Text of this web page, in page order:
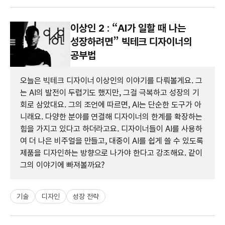
이상인 2 : “AI가 일할 때 나는
성장하려면” 빅테크 디자이너의
공부법
오늘은 빅테크 디자이너 이상인의 이야기를 다뤄볼게요. 그
는 AI의 발전이 두렵기도 했지만, 그걸 극복하고 성장의 기
회로 삼았대요. 그의 조언에 따르면, AI는 단순한 도구가 아
니래요. 다양한 분야를 연결해 디자이너의 한계를 확장하는
힘을 가지고 있다고 하더라고요. 디자이너들이 AI를 사용하
여 더 나은 비주얼을 만들고, 대중이 AI를 쉽게 쓸 수 있도록
제품을 디자인하는 방향으로 나가야 한다고 강조해요. 같이
그의 이야기에 빠져볼까요?
기술 디자인 성장 전략